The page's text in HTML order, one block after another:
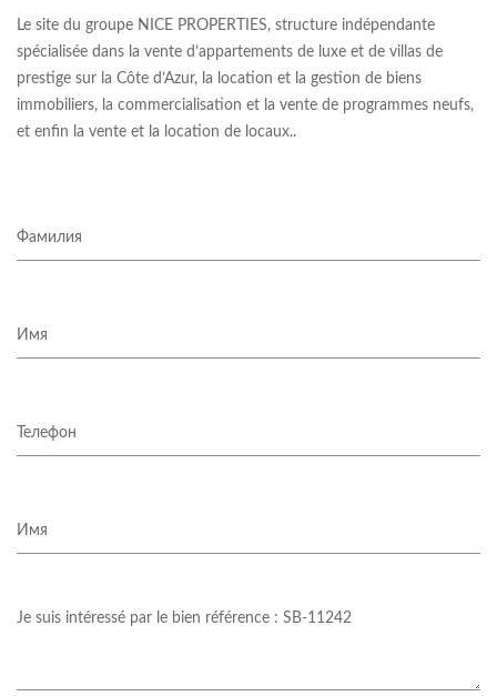
Le site du groupe NICE PROPERTIES, structure indépendante
spécialisée dans la vente d’appartements de luxe et de villas de
prestige sur la Côte d’Azur, la location et la gestion de biens
immobiliers, la commercialisation et la vente de programmes neufs,
et enfin la vente et la location de locaux..